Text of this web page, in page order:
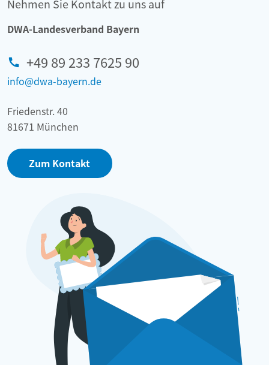
Nehmen Sie Kontakt zu uns auf
DWA-Landesverband Bayern
+49 89 233 7625 90
info@dwa-bayern.de
Friedenstr. 40
81671 München
Zum Kontakt